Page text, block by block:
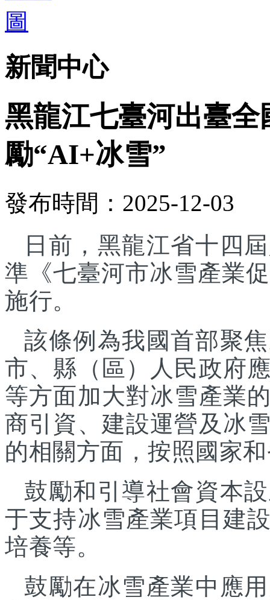
新聞中心
黑龍江七臺河出臺
勵“AI+冰雪”
發布時間：2025-12-03
日前，黑龍江省十四
準《七臺河市冰雪產業
施行。
該條例為我國首部聚
市、縣（區）人民政府
等方面加大對冰雪產業
商引資、建設運營及冰
的相關方面，按照國家
鼓勵和引導社會資本
于支持冰雪產業項目建
培養等。
鼓勵在冰雪產業中應